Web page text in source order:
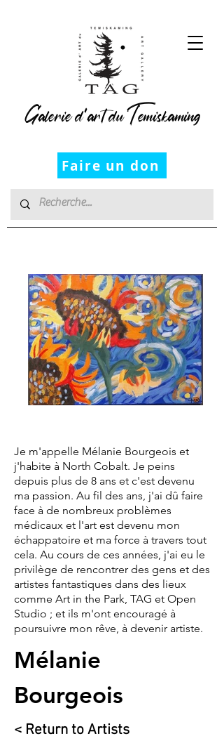
Faire un don
Galerie d’art du Temiskaming
Je m'appelle Mélanie Bourgeois et
j'habite à North Cobalt. Je peins
depuis plus de 8 ans et c'est devenu
ma passion. Au fil des ans, j'ai dû faire
face à de nombreux problèmes
médicaux et l'art est devenu mon
échappatoire et ma force à travers tout
cela. Au cours de ces années, j'ai eu le
privilège de rencontrer des gens et des
artistes fantastiques dans des lieux
comme Art in the Park, TAG et Open
Studio ; et ils m'ont encouragé à
poursuivre mon rêve, à devenir artiste.
Mélanie
Bourgeois
< Return to Artists